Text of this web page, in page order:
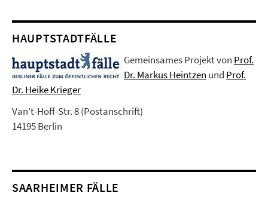
HAUPTSTADTFÄLLE
Gemeinsames Projekt von Prof.
Dr. Markus Heintzen und Prof.
Dr. Heike Krieger
Van’t-Hoff-Str. 8 (Postanschrift)
14195 Berlin
SAARHEIMER FÄLLE